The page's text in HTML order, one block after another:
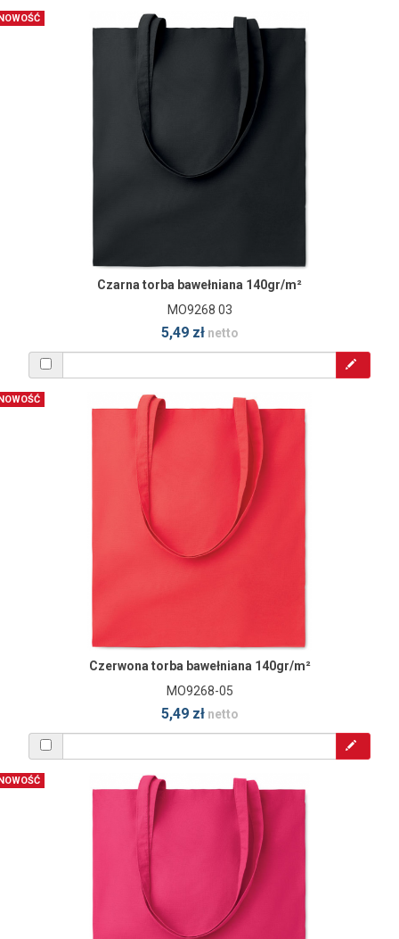
Czarna torba bawełniana 140gr/m²
MO9268 03
5,49 złnetto
Czerwona torba bawełniana 140gr/m²
MO9268-05
5,49 złnetto